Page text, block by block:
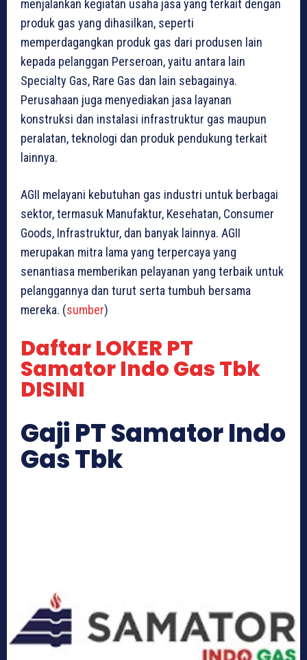
menjalankan kegiatan usaha jasa yang terkait dengan
produk gas yang dihasilkan, seperti
memperdagangkan produk gas dari produsen lain
kepada pelanggan Perseroan, yaitu antara lain
Specialty Gas, Rare Gas dan lain sebagainya.
Perusahaan juga menyediakan jasa layanan
konstruksi dan instalasi infrastruktur gas maupun
peralatan, teknologi dan produk pendukung terkait
lainnya.
AGII melayani kebutuhan gas industri untuk berbagai
sektor, termasuk Manufaktur, Kesehatan, Consumer
Goods, Infrastruktur, dan banyak lainnya. AGII
merupakan mitra lama yang terpercaya yang
senantiasa memberikan pelayanan yang terbaik untuk
pelanggannya dan turut serta tumbuh bersama
mereka. (sumber)
Daftar LOKER PT
Samator Indo Gas Tbk
DISINI
Gaji PT Samator Indo
Gas Tbk